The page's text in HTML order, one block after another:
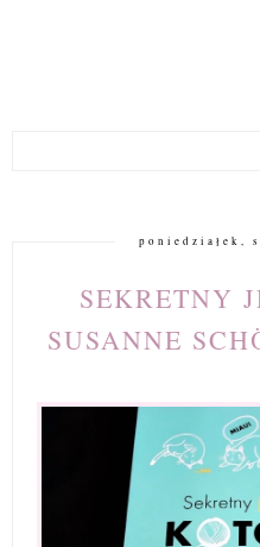
poniedziałek,
SEKRETNY
SUSANNE